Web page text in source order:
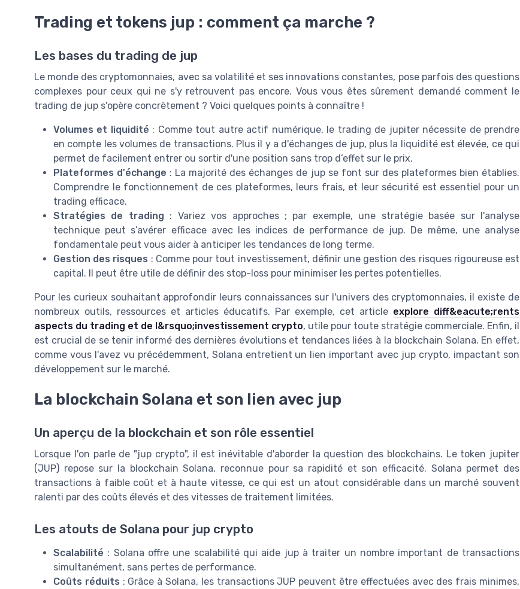
Trading et tokens jup : comment ça marche ?
Les bases du trading de jup
Le monde des cryptomonnaies, avec sa volatilité et ses innovations constantes, pose parfois des questions
complexes pour ceux qui ne s'y retrouvent pas encore. Vous vous êtes sûrement demandé comment le
trading de jup s'opère concrètement ? Voici quelques points à connaître !
Volumes et liquidité : Comme tout autre actif numérique, le trading de jupiter nécessite de prendre
en compte les volumes de transactions. Plus il y a d'échanges de jup, plus la liquidité est élevée, ce qui
permet de facilement entrer ou sortir d'une position sans trop d’effet sur le prix.
Plateformes d'échange : La majorité des échanges de jup se font sur des plateformes bien établies.
Comprendre le fonctionnement de ces plateformes, leurs frais, et leur sécurité est essentiel pour un
trading efficace.
Stratégies de trading : Variez vos approches ; par exemple, une stratégie basée sur l'analyse
technique peut s’avérer efficace avec les indices de performance de jup. De même, une analyse
fondamentale peut vous aider à anticiper les tendances de long terme.
Gestion des risques : Comme pour tout investissement, définir une gestion des risques rigoureuse est
capital. Il peut être utile de définir des stop-loss pour minimiser les pertes potentielles.
Pour les curieux souhaitant approfondir leurs connaissances sur l'univers des cryptomonnaies, il existe de
nombreux outils, ressources et articles éducatifs. Par exemple, cet article explore diff&eacute;rents
aspects du trading et de l&rsquo;investissement crypto, utile pour toute stratégie commerciale. Enfin, il
est crucial de se tenir informé des dernières évolutions et tendances liées à la blockchain Solana. En effet,
comme vous l'avez vu précédemment, Solana entretient un lien important avec jup crypto, impactant son
développement sur le marché.
La blockchain Solana et son lien avec jup
Un aperçu de la blockchain et son rôle essentiel
Lorsque l'on parle de "jup crypto", il est inévitable d'aborder la question des blockchains. Le token jupiter
(JUP) repose sur la blockchain Solana, reconnue pour sa rapidité et son efficacité. Solana permet des
transactions à faible coût et à haute vitesse, ce qui est un atout considérable dans un marché souvent
ralenti par des coûts élevés et des vitesses de traitement limitées.
Les atouts de Solana pour jup crypto
Scalabilité : Solana offre une scalabilité qui aide jup à traiter un nombre important de transactions
simultanément, sans pertes de performance.
Coûts réduits : Grâce à Solana, les transactions JUP peuvent être effectuées avec des frais minimes,